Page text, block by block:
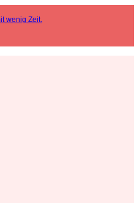
wenig Zeit.